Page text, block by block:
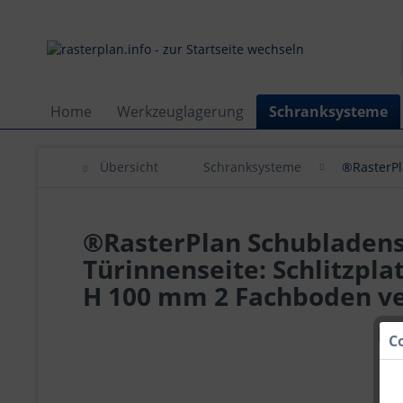
Home Werkzeuglagerung Schranksysteme
Übersicht Schranksysteme
®RasterPlan
Türinnenseite:
H 100 mm 2 Fachboden